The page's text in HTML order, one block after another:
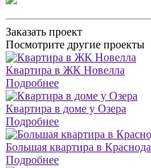
Заказать проект
Посмотрите другие проекты
Квартира в ЖК Новелла
Подробнее
Квартира в доме у Озера
Подробнее
Большая квартира в
Подробнее